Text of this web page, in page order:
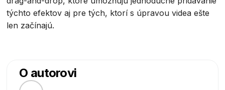
týchto efektov aj pre tých, ktorí s úpravou videa ešte
len začínajú.
O autorovi